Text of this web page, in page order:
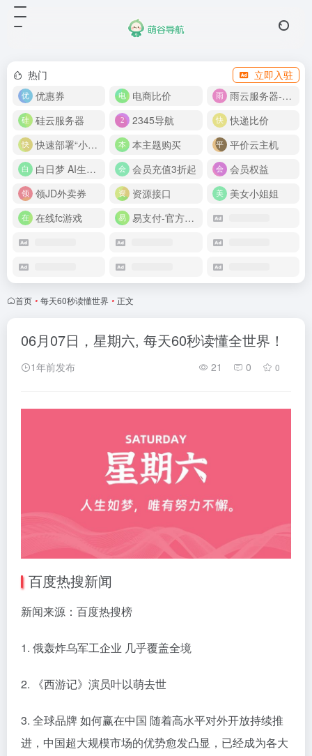
热门
立即入驻
优惠券
电商比价
雨云服务器-新人首月 5 折
硅云服务器
2345导航
快递比价
快速部署“小龙虾”
本主题购买
平价云主机
白日梦 AI生成50分钟视频
会员充值3折起
会员权益
领JD外卖券
资源接口
美女小姐姐
在线fc游戏
易支付-官方网站
首页 • 每天60秒读懂世界 • 正文
06月07日，星期六, 每天60秒读懂全世界！
1年前发布 21 0 0
百度热搜新闻
新闻来源：百度热搜榜
1. 俄轰炸乌军工企业 几乎覆盖全境
2. 《西游记》演员叶以萌去世
3. 全球品牌 如何赢在中国 随着高水平对外开放持续推
进，中国超大规模市场的优势愈发凸显，已经成为各大